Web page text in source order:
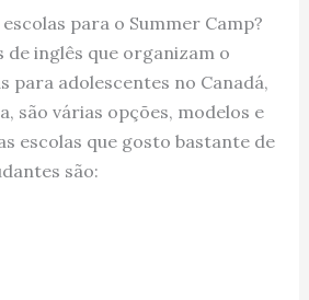
para o Summer Camp?
de inglês que organizam o
para adolescentes no Canadá,
são várias opções, modelos e
escolas que gosto bastante de
são: